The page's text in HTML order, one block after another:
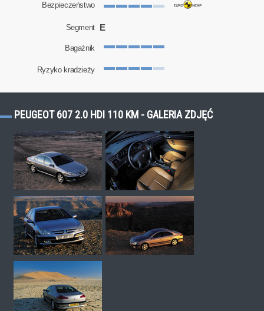
Bezpieczeństwo
Segment E
Bagażnik
Ryzyko kradzieży
PEUGEOT 607 2.0 HDI 110 KM - GALERIA ZDJĘĆ